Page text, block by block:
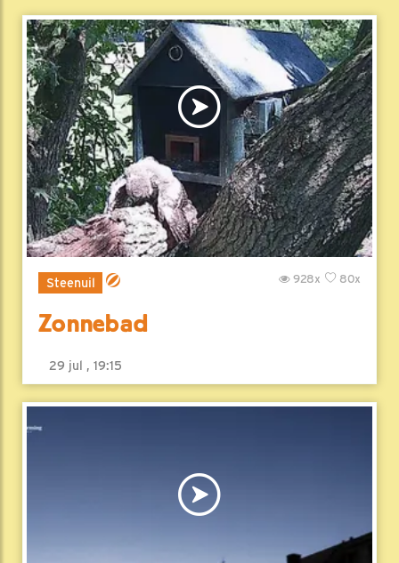
Steenuil 80x
928x
Zonnebad
29 jul , 19:15